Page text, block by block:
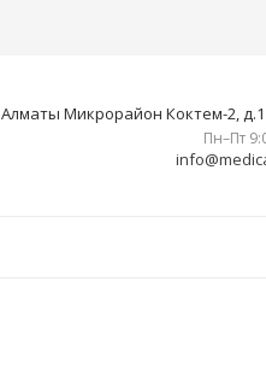
Алматы Микрорайон Коктем-2,
Пн–Пт